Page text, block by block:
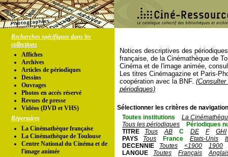
Recherches spécifiques dans les
collections
Affiches
Archives
Articles de périodiques
Dessins
Ouvrages
Photos en accés réservé
Revues de presse
Vidéos (DVD et VHS)
Répertoires
La Cinémathèque française
La Cinémathèque de Toulouse
Centre National du Cinéma et de
l'image animée
Notices descriptives des
française, de la Cinémathèque de
Cinéma et de l'image animée,
Les titres Cinémagazine et Paris-
coopération avec la BNF.
périodiques)
Sélectionner les critères de
Toutes institutions
La
Tous les périodiques
Périodiques
TITRE
Tous AB C DE F
GHI
PAYS
Tous France Etats-Unis
DECENNIE
Toutes <1900
1900
LANGUE
Toutes Français